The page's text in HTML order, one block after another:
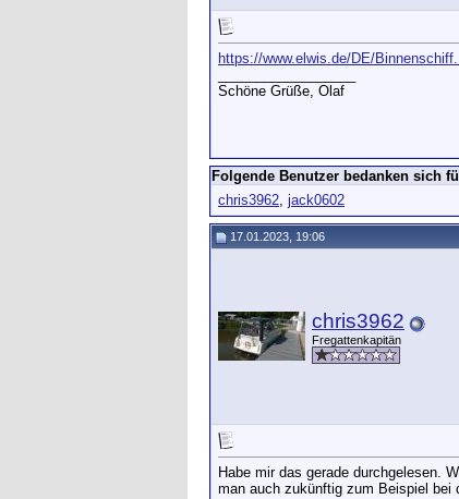
https://www.elwis.de/DE/
Schöne Grüße, Olaf
Folgende Benutzer bedanken sich
chris3962, jack0602
17.01.2023, 19:06
chris3962
Fregattenkapitän
Habe mir das gerade durchgelesen.
man auch zukünftig zum Beispiel bei